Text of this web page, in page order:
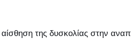
της δυσκολίας στην